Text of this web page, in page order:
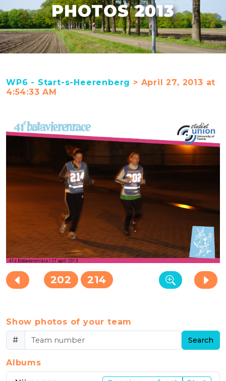
PHOTOS 2013
WP6 - Start-s-Heerenberg > April 27, 2013 at
4:54:33 AM
202 214
Show photos of your team
#
Search
Albums